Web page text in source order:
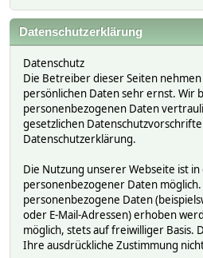
Datenschutzerklärung
Datenschutz
Die Betreiber dieser Seiten
persönlichen Daten sehr ernst. Wir
personenbezogenen Daten
gesetzlichen
Datenschutzerklärung.
Die Nutzung unserer Webseite ist
personenbezogener Daten
personenbezogene Daten
oder E-Mail-Adressen) erhoben
möglich, stets auf freiwilliger Basis.
Ihre ausdrückliche Zustimmung